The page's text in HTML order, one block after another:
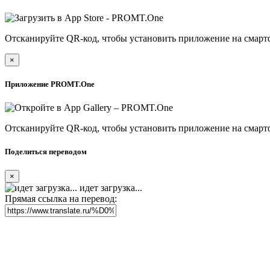
Отсканируйте QR-код, чтобы установить приложение на
×
Приложение PROMT.One
Отсканируйте QR-код, чтобы установить приложение на
Поделиться переводом
×
идет загрузка...
Прямая ссылка на перевод: